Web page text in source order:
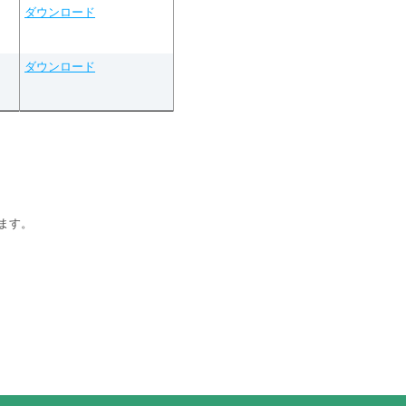
ダウンロード
ダウンロード
す。